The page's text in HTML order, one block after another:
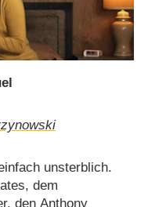
unsterblich.
dem
den Anthony